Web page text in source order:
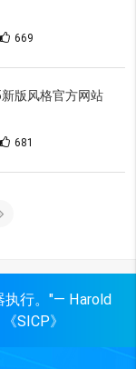
669
版风格官方网站
681
执行。"— Harold
SICP》